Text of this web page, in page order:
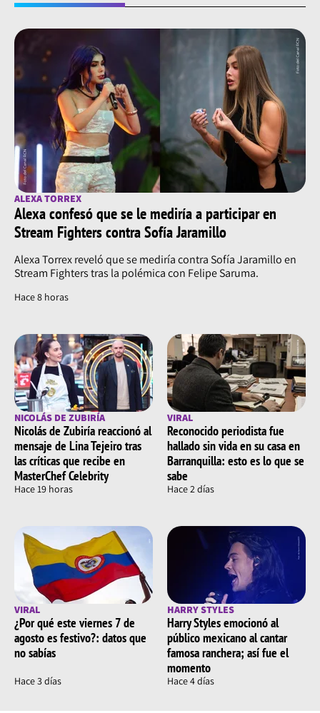
ALEXA TORREX
Alexa confesó que se le mediría a participar en
Stream Fighters contra Sofía Jaramillo
Alexa Torrex reveló que se mediría contra Sofía Jaramillo en
Stream Fighters tras la polémica con Felipe Saruma.
Hace 8 horas
NICOLÁS DE ZUBIRÍA
Nicolás de Zubiría reaccionó al
mensaje de Lina Tejeiro tras
las críticas que recibe en
MasterChef Celebrity
Hace 19 horas
VIRAL
Reconocido periodista fue
hallado sin vida en su casa en
Barranquilla: esto es lo que se
sabe
Hace 2 días
VIRAL
¿Por qué este viernes 7 de
agosto es festivo?: datos que
no sabías
Hace 3 días
HARRY STYLES
Harry Styles emocionó al
público mexicano al cantar
famosa ranchera; así fue el
momento
Hace 4 días